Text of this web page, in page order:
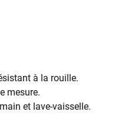
à la rouille.
mesure.
et lave-vaisselle.